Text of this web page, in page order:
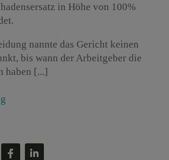
in Höhe von 100%
nannte das Gericht keinen
bis wann der Arbeitgeber die
haben [...]